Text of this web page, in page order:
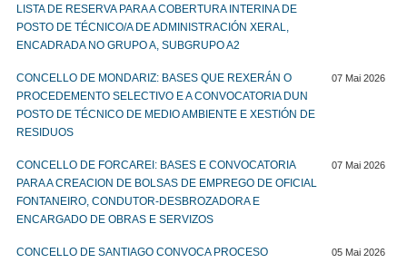
LISTA DE RESERVA PARA A COBERTURA INTERINA DE
POSTO DE TÉCNICO/A DE ADMINISTRACIÓN XERAL,
ENCADRADA NO GRUPO A, SUBGRUPO A2
CONCELLO DE MONDARIZ: BASES QUE REXERÁN O
PROCEDEMENTO SELECTIVO E A CONVOCATORIA DUN
POSTO DE TÉCNICO DE MEDIO AMBIENTE E XESTIÓN DE
RESIDUOS
07 Mai 2026
CONCELLO DE FORCAREI: BASES E CONVOCATORIA
PARA A CREACION DE BOLSAS DE EMPREGO DE OFICIAL
FONTANEIRO, CONDUTOR-DESBROZADORA E
ENCARGADO DE OBRAS E SERVIZOS
07 Mai 2026
CONCELLO DE SANTIAGO CONVOCA PROCESO
05 Mai 2026